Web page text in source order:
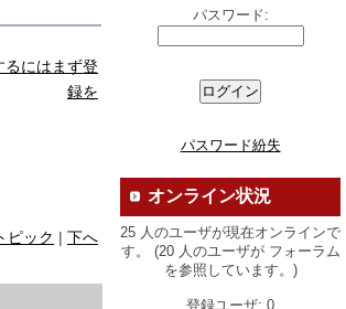
るにはまず登
録を
ピック | 下へ
パスワード:
パスワード紛失
オンライン状況
25 人のユーザが現在オンラインで
す。 (20 人のユーザが フォーラム
を参照しています。)
登録ユーザ: 0